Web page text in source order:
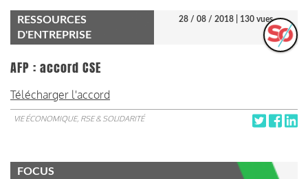
RESSOURCES
D'ENTREPRISE
28 / 08 / 2018 | 130 vues
AFP : accord CSE
Télécharger l'accord
VIE ÉCONOMIQUE, RSE & SOLIDARITÉ
FOCUS